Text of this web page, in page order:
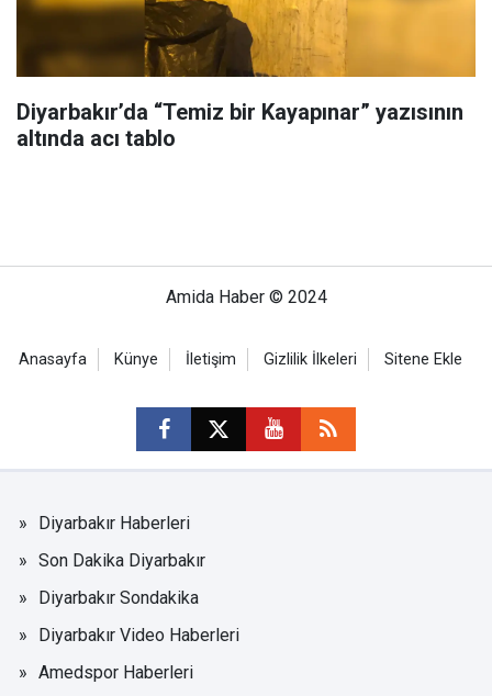
Diyarbakır’da “Temiz bir Kayapınar” yazısının
altında acı tablo
Amida Haber © 2024
Anasayfa Künye İletişim Gizlilik İlkeleri Sitene Ekle
Diyarbakır Haberleri
Son Dakika Diyarbakır
Diyarbakır Sondakika
Diyarbakır Video Haberleri
Amedspor Haberleri